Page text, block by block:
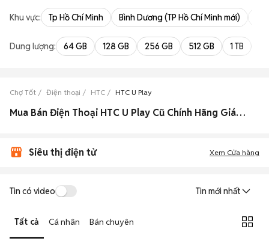
Khu vực: Tp Hồ Chí Minh Bình Dương (TP Hồ Chí Minh mới)
Dung lượng: 64 GB 128 GB 256 GB 512 GB 1 TB
Chợ Tốt Điện thoại HTC HTC U Play
Mua Bán Điện Thoại HTC U Play Cũ Chính Hãng Giá Rẻ Toàn quốc
Siêu thị điện tử Xem Cửa hàng
Tin có video Tin mới nhất
Tất cả Cá nhân Bán chuyên